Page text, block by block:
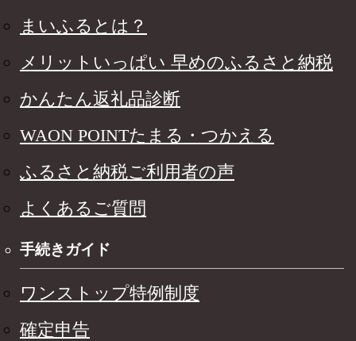
まいふるとは？
メリットいっぱい 早めのふるさと納税
かんたん返礼品診断
WAON POINTたまる・つかえる
ふるさと納税ご利用者の声
よくあるご質問
手続きガイド
ワンストップ特例制度
確定申告